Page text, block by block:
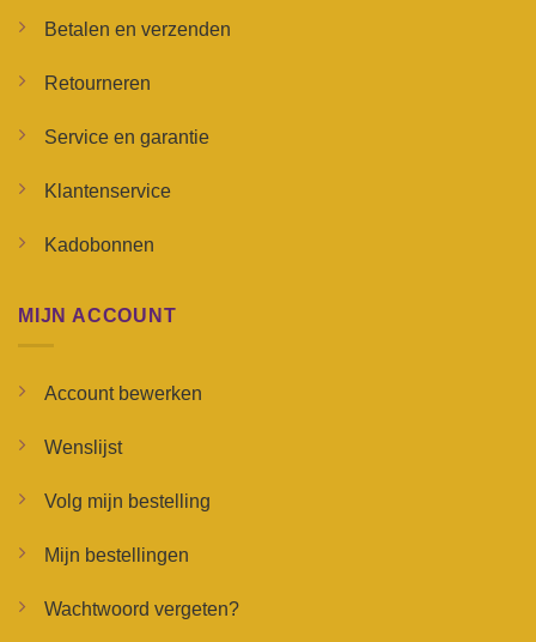
Betalen en verzenden
Retourneren
Service en garantie
Klantenservice
Kadobonnen
MIJN ACCOUNT
Account bewerken
Wenslijst
Volg mijn bestelling
Mijn bestellingen
Wachtwoord vergeten?